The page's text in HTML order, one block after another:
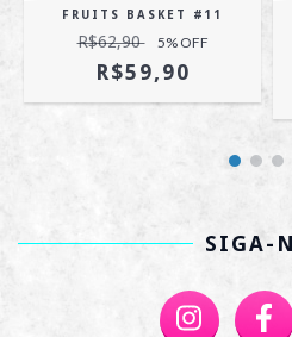
FRUITS BASKET #11
R$62,90 5% OFF
R$59,90
SIGA-